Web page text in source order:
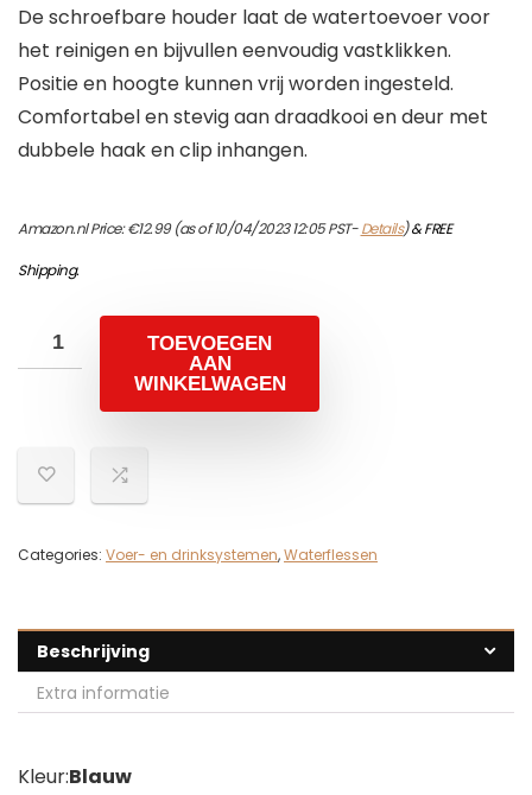
De schroefbare houder laat de watertoevoer voor
het reinigen en bijvullen eenvoudig vastklikken.
Positie en hoogte kunnen vrij worden ingesteld.
Comfortabel en stevig aan draadkooi en deur met
dubbele haak en clip inhangen.
Amazon.nl Price:€12.99(as of 10/04/2023 12:05 PST-Details)&FREE
Shipping.
TOEVOEGEN
AAN
WINKELWAGEN
Categories: Voer- en drinksystemen,Waterflessen
Beschrijving
Extra informatie
Kleur:Blauw